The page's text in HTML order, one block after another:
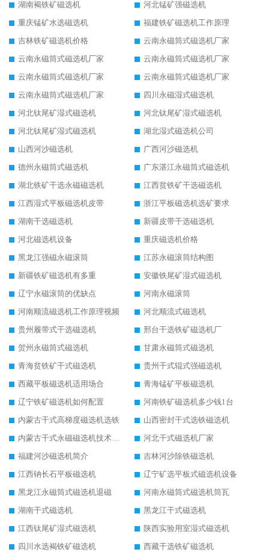
湖南褐铁矿磁选机
河北锰矿强磁选机
重庆锰矿水选磁选机
福建铁矿磁选机工作原理
吉林铁矿磁选机价格
云南永磁筒式磁选机厂家
云南永磁筒式磁选机厂家
云南永磁筒式磁选机厂家
云南永磁筒式磁选机厂家
云南永磁筒式磁选机厂家
云南永磁筒式磁选机厂家
四川永磁湿式磁选机
河北钛尾矿湿式磁选机
河北钛尾矿湿式磁选机
河北钛尾矿湿式磁选机
湖北湿式磁选机公司
山西河沙磁选机
广西河沙磁选机
德州永磁筒式磁选机
广东湛江永磁筒式磁选机
湖北铁矿干选永磁磁选机
江西贫铁矿干选磁选机
江西湿式平板磁选机皮带
浙江平板磁选机选矿要求
湖南干选磁选机
新疆皮带干选磁选机
河北磁选机设备
重庆磁选机价格
黑龙江强磁永磁滚筒
江苏永磁滚筒结构图
新疆铁矿磁选机有多重
安徽铁尾矿湿式磁选机
辽宁永磁滚筒的优缺点
河南永磁滚筒
河南顺流磁选机工作原理视频
河北顺流式磁选机
贵州履带式干选磁选机
邢台干选铁矿磁选机厂
贺州永磁筒式磁选机
甘肃永磁筒式磁选机
青海贫铁矿干式磁选机
贵州干式辊式强磁选机
西藏平板磁选机适用场合
青海锰矿平板磁选机
辽宁铁矿磁选机如何配置
河南铁矿磁选机多少钱1台
内蒙古干式高梯度磁选机选铁
山西密封干式选铁磁选机
内蒙古干式永磁磁选机技术要求
河北干式磁选机厂家
福建河沙磁选机简介
吉林河沙除铁磁选机
江西钠长石平板磁选机
辽宁矿选平板式磁选机设备
黑龙江永磁筒式磁选机退磁
河南永磁筒式磁选机筒瓦
湖南干式磁选机
黑龙江干式磁选机
江西钛尾矿湿式磁选机
陕西实验用室湿式磁选机
四川水选褐铁矿磁选机
西藏干选铁矿磁选机